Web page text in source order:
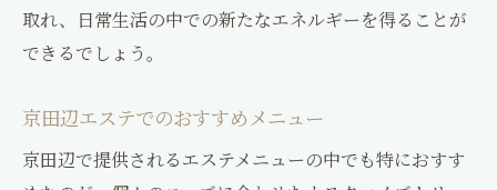
取れ、日常生活の中での新たなエネルギーを得ることが
できるでしょう。
京田辺エステでのおすすめメニュー
京田辺で提供されるエステメニューの中でも特におすす